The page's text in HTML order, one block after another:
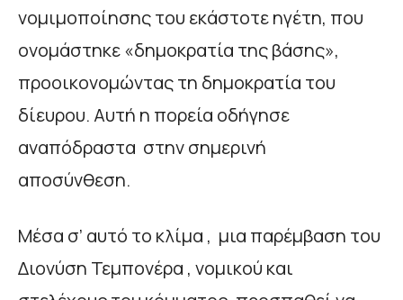
νομιμοποίησης του εκάστοτε ηγέτη, που
ονομάστηκε «δημοκρατία της βάσης»,
προοικονομώντας τη δημοκρατία του
δίευρου. Αυτή η πορεία οδήγησε
αναπόδραστα στην σημερινή
αποσύνθεση.
Μέσα σ’ αυτό το κλίμα , μια παρέμβαση του
Διονύση Τεμπονέρα , νομικού και